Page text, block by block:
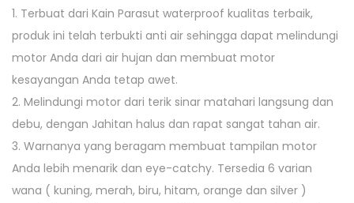
1
7
1. Terbuat dari Kain Parasut waterproof kualitas terbaik,
produk ini telah terbukti anti air sehingga dapat melindungi
motor Anda dari air hujan dan membuat motor
kesayangan Anda tetap awet.
2. Melindungi motor dari terik sinar matahari langsung dan
debu, dengan Jahitan halus dan rapat sangat tahan air.
3. Warnanya yang beragam membuat tampilan motor
Anda lebih menarik dan eye-catchy. Tersedia 6 varian
wana ( kuning, merah, biru, hitam, orange dan silver )